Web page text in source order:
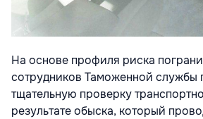
На основе профиля риска
сотрудников Таможенной службы
тщательную проверку
результате обыска, который